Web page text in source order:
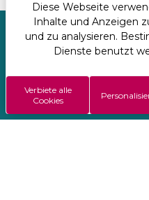
Allgemeine
Impressen
Diese Webseite
Inhalte und Anzeigen
und zu analysieren.
Dienste benutzt
Verbiete alle
Cookies